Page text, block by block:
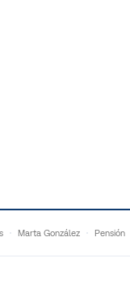
Marta González Pensión